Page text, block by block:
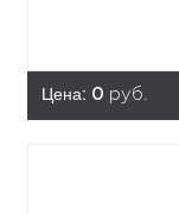
Цена: 0 руб.